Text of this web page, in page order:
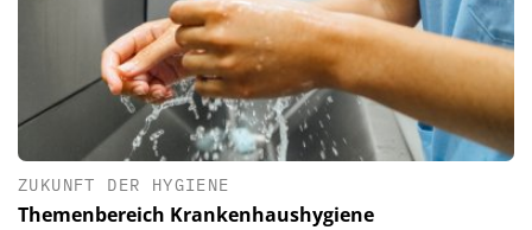
ZUKUNFT DER HYGIENE
Themenbereich Krankenhaushygiene